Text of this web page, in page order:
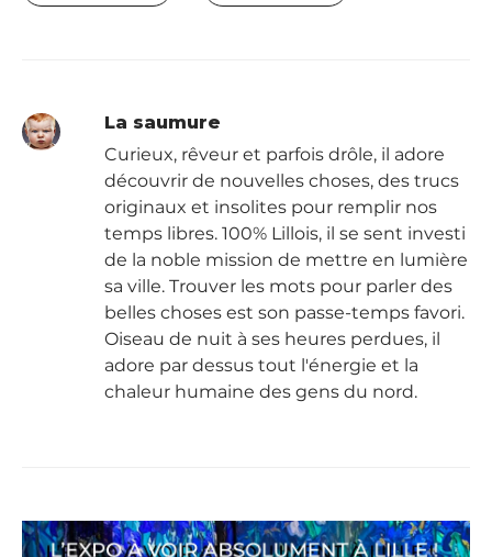
La saumure
Curieux, rêveur et parfois drôle, il adore
découvrir de nouvelles choses, des trucs
originaux et insolites pour remplir nos
temps libres. 100% Lillois, il se sent investi
de la noble mission de mettre en lumière
sa ville. Trouver les mots pour parler des
belles choses est son passe-temps favori.
Oiseau de nuit à ses heures perdues, il
adore par dessus tout l'énergie et la
chaleur humaine des gens du nord.